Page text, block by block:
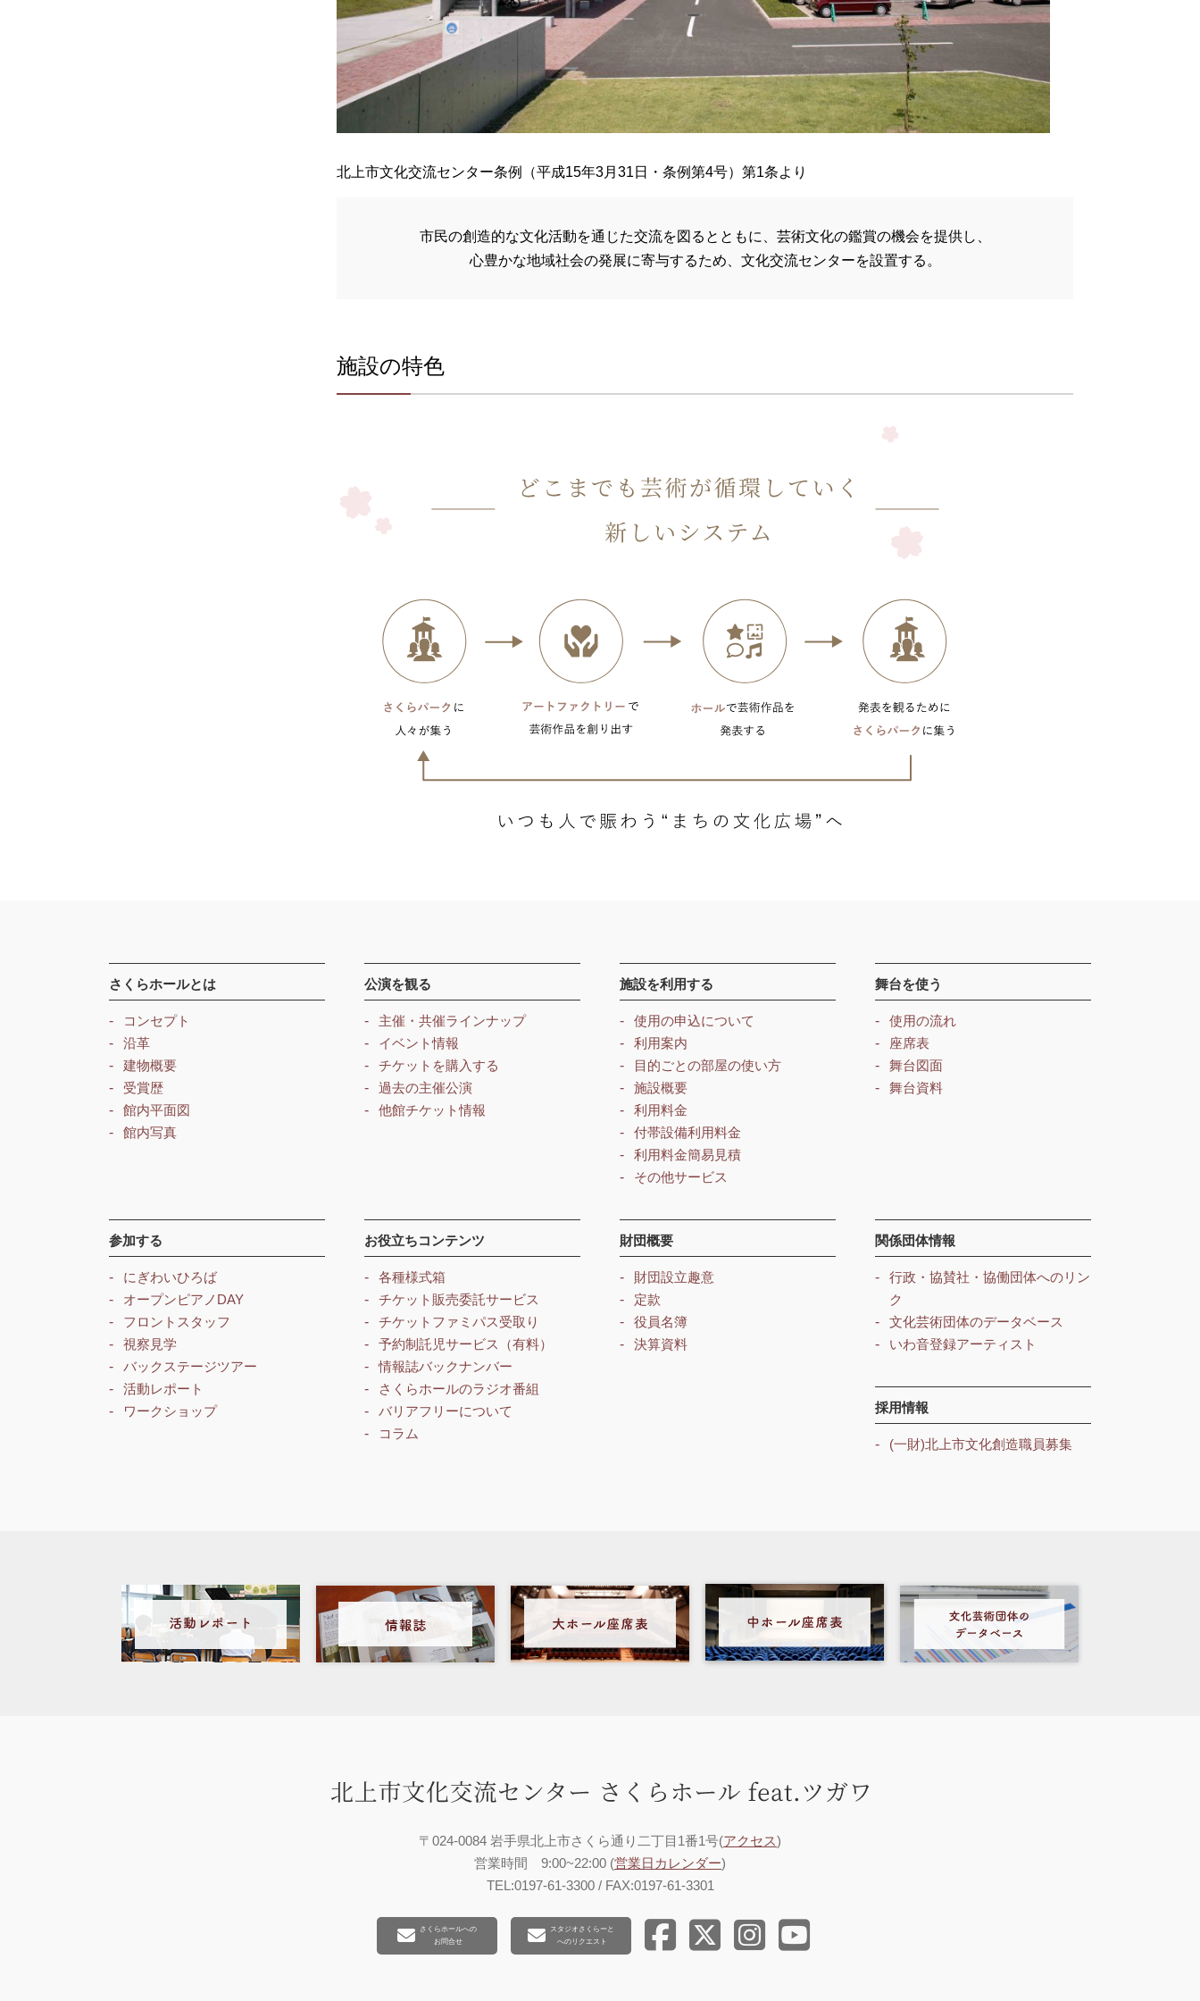
北上市文化交流センター条例（平成15年3月31日・条例第4号）第1条より
市民の創造的な文化活動を通じた交流を図るとともに、芸術文化の鑑賞の機会を提供し、
心豊かな地域社会の発展に寄与するため、文化交流センターを設置する。
施設の特色
さくらホールとは
コンセプト
沿革
建物概要
受賞歴
館内平面図
館内写真
公演を観る
主催・共催ラインナップ
イベント情報
チケットを購入する
過去の主催公演
他館チケット情報
施設を利用する
使用の申込について
利用案内
目的ごとの部屋の使い方
施設概要
利用料金
付帯設備利用料金
利用料金簡易見積
その他サービス
舞台を使う
使用の流れ
座席表
舞台図面
舞台資料
参加する
にぎわいひろば
オープンピアノDAY
フロントスタッフ
視察見学
バックステージツアー
活動レポート
ワークショップ
お役立ちコンテンツ
各種様式箱
チケット販売委託サービス
チケットファミパス受取り
予約制託児サービス（有料）
情報誌バックナンバー
さくらホールのラジオ番組
バリアフリーについて
コラム
財団概要
財団設立趣意
定款
役員名簿
決算資料
関係団体情報
行政・協賛社・協働団体へのリン
ク
文化芸術団体のデータベース
いわ音登録アーティスト
採用情報
(一財)北上市文化創造職員募集
〒024-0084 岩手県北上市さくら通り二丁目1番1号(アクセス)
営業時間 9:00~22:00 (営業日カレンダー)
TEL:0197-61-3300 / FAX:0197-61-3301
さくらホールへの
お問合せ
スタジオさくらーと
へのリクエスト